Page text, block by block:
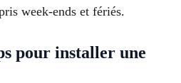
week-ends et fériés.
pour installer une